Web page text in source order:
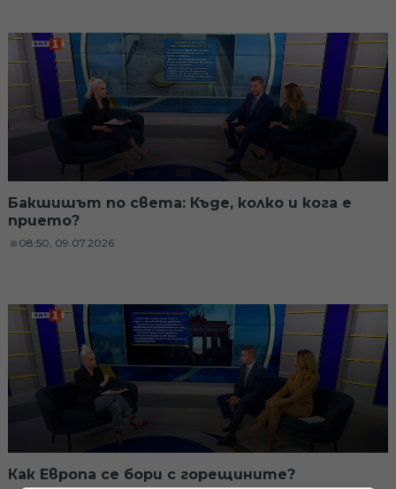
Бакшишът по света: Къде, колко и кога е
прието?
08:50, 09.07.2026
Как Европа се бори с горещините?